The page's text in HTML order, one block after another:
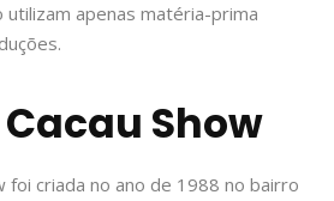
apenas matéria-prima
Show
foi criada no ano de 1988 no bairro